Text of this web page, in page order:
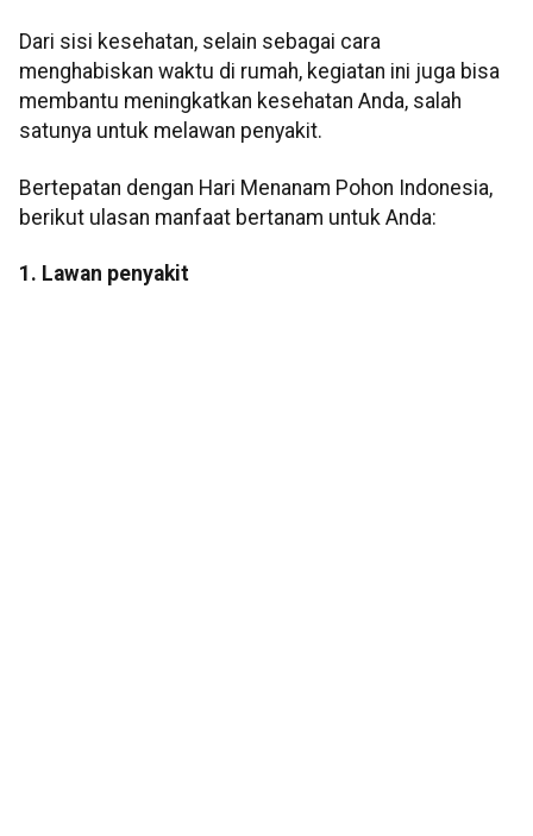
Dari sisi kesehatan, selain sebagai cara
menghabiskan waktu di rumah, kegiatan ini juga bisa
membantu meningkatkan kesehatan Anda, salah
satunya untuk melawan penyakit.
Bertepatan dengan Hari Menanam Pohon Indonesia,
berikut ulasan manfaat bertanam untuk Anda:
1. Lawan penyakit